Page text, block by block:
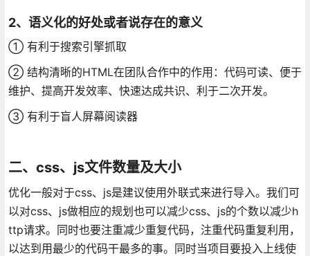
2、语义化的好处或者说存在的意义
① 有利于搜索引擎抓取
② 结构清晰的HTML在团队合作中的作用：代码可读、便于
维护、提高开发效率、快速达成共识、利于二次开发。
③ 有利于盲人屏幕阅读器
二、css、js文件数量及大小
优化一般对于css、js是建议使用外联式来进行导入。我们可
以对css、js做相应的规划也可以减少css、js的个数以减少h
ttp请求。同时也要注重减少重复代码，注重代码重复利用，
以达到用最少的代码干最多的事。同时当项目要投入上线使